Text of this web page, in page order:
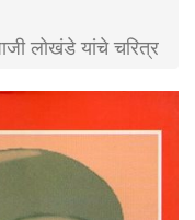
लोखंडे यांचे चरित्र